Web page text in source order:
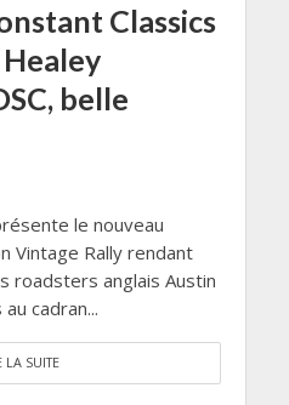
Classics
belle
le nouveau
Vintage Rally rendant
roadsters anglais Austin
cadran...
LA SUITE